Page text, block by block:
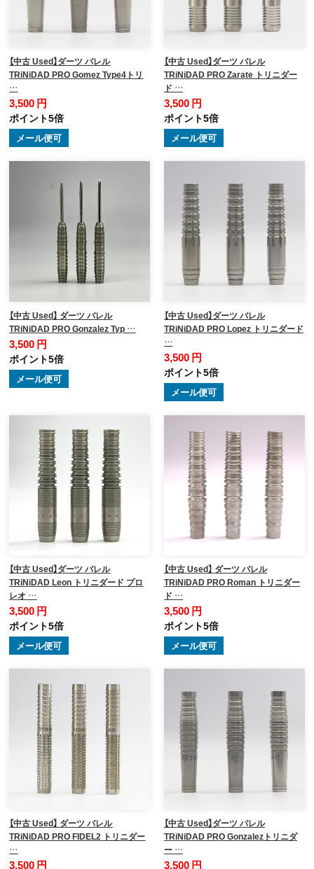
【中古 Used】ダーツ バレル
TRiNiDAD PRO Gomez Type4トリ
…
3,500 円
ポイント5倍
メール便可
【中古 Used】ダーツ バレル
TRiNiDAD PRO Zarate トリニダー
ド …
3,500 円
ポイント5倍
メール便可
【中古 Used】 ダーツ バレル
TRiNiDAD PRO Gonzalez Typ …
3,500 円
ポイント5倍
メール便可
【中古 Used】ダーツ バレル
TRiNiDAD PRO Lopez トリニダード
…
3,500 円
ポイント5倍
メール便可
【中古 Used】ダーツ バレル
TRiNiDAD Leon トリニダード プロ
レオ …
3,500 円
ポイント5倍
メール便可
【中古 Used】 ダーツ バレル
TRiNiDAD PRO Roman トリニダー
ド …
3,500 円
ポイント5倍
メール便可
【中古 Used】 ダーツ バレル
TRiNiDAD PRO FIDEL2 トリニダー
…
3,500 円
【中古 Used】ダーツ バレル
TRiNiDAD PRO Gonzalezトリニダ
ー …
3,500 円